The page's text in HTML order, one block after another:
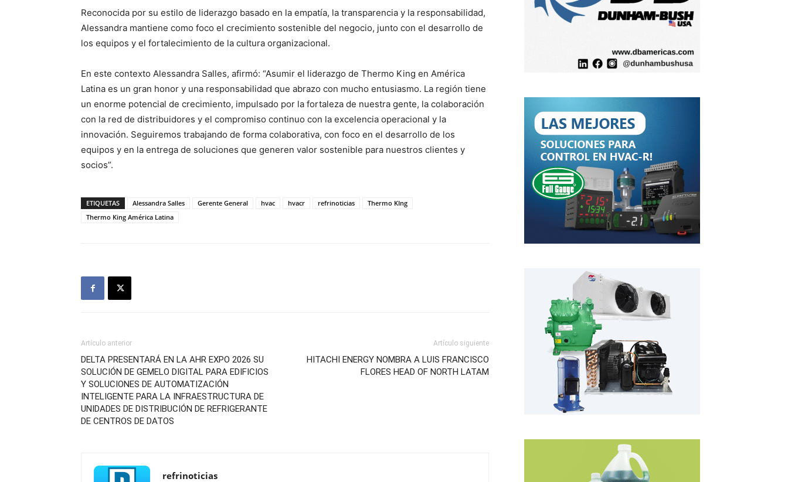
Reconocida por su estilo de liderazgo basado en la empatía, la transparencia y la responsabilidad,
Alessandra mantiene como foco el crecimiento sostenible del negocio, junto con el desarrollo de
los equipos y el fortalecimiento de la cultura organizacional.
En este contexto Alessandra Salles, afirmó: “Asumir el liderazgo de Thermo King en América
Latina es un gran honor y una responsabilidad que abrazo con mucho entusiasmo. La región tiene
un enorme potencial de crecimiento, impulsado por la fortaleza de nuestra gente, la colaboración
con la red de distribuidores y el compromiso continuo con la excelencia operacional y la
innovación. Seguiremos trabajando de forma colaborativa, con foco en el desarrollo de los
equipos y en la entrega de soluciones que generen valor sostenible para nuestros clientes y
socios”.
ETIQUETAS Alessandra Salles Gerente General hvac hvacr refrinoticias
Thermo KIng
Thermo King América Latina
Artículo anterior
DELTA PRESENTARÁ EN LA AHR EXPO 2026 SU
SOLUCIÓN DE GEMELO DIGITAL PARA EDIFICIOS
Y SOLUCIONES DE AUTOMATIZACIÓN
INTELIGENTE PARA LA INFRAESTRUCTURA DE
UNIDADES DE DISTRIBUCIÓN DE REFRIGERANTE
DE CENTROS DE DATOS
Artículo siguiente
HITACHI ENERGY NOMBRA A LUIS FRANCISCO
FLORES HEAD OF NORTH LATAM
refrinoticias